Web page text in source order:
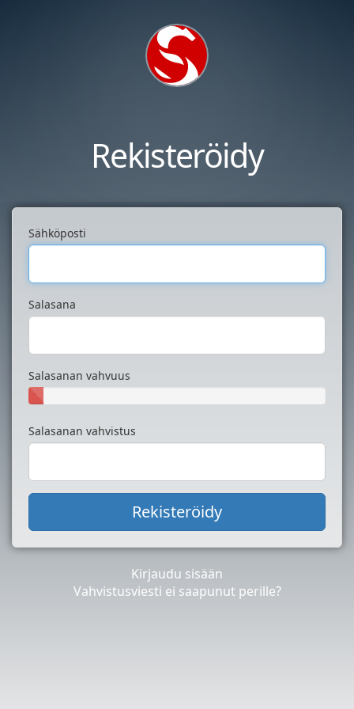
Rekisteröidy
Sähköposti
Salasana
Salasanan vahvuus
Salasanan vahvistus
Kirjaudu sisään
Vahvistusviesti ei saapunut perille?